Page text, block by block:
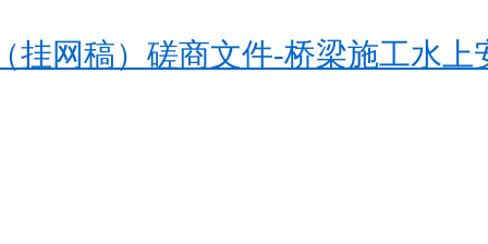
挂网稿）磋商文件-桥梁施工水上